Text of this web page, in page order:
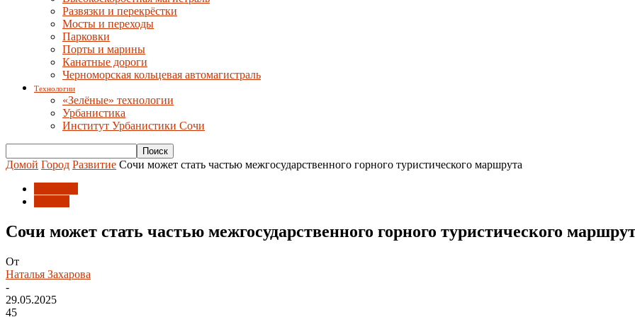
Развязки и перекрёстки
Мосты и переходы
Парковки
Порты и марины
Канатные дороги
Черноморская кольцевая автомагистраль
Технологии
«Зелёные» технологии
Урбанистика
Институт Урбанистики Сочи
Домой Город Развитие Сочи может стать частью межгосударственного горного туристического маршрута
Сочи может стать частью межгосударственного горного туристического
От
Наталья Захарова
-
29.05.2025
45